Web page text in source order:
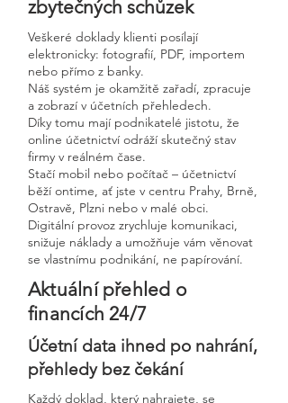
zbytečných schůzek
Veškeré doklady klienti posílají
elektronicky: fotografií, PDF, importem
nebo přímo z banky.
Náš systém je okamžitě zařadí, zpracuje
a zobrazí v účetních přehledech.
Díky tomu mají podnikatelé jistotu, že
online účetnictví odráží skutečný stav
firmy v reálném čase.
Stačí mobil nebo počítač – účetnictví
běží ontime, ať jste v centru Prahy, Brně,
Ostravě, Plzni nebo v malé obci.
Digitální provoz zrychluje komunikaci,
snižuje náklady a umožňuje vám věnovat
se vlastnímu podnikání, ne papírování.
Aktuální přehled o
financích 24/7
Účetní data ihned po nahrání,
přehledy bez čekání
Každý doklad, který nahrajete, se